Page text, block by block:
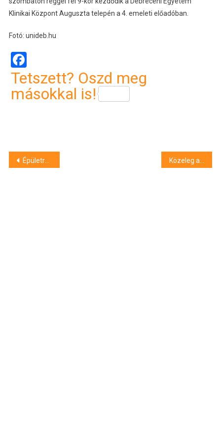
Klinikai Központ Auguszta telepén a 4. emeleti előadóban.
Fotó: unideb.hu
Facebook
Tetszett? Oszd meg
másokkal is!
Bejegyzés
Épületre is átterjedt az avartűz Mikepércsen Közeleg a helyi iparűzési adóbevallás határideje Debrecenben